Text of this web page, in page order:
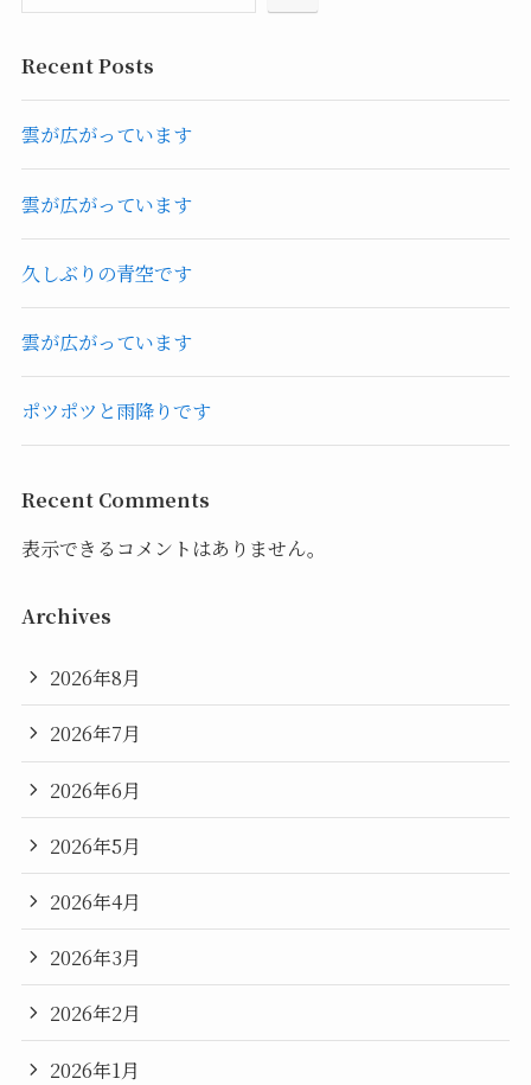
Recent Posts
雲が広がっています
雲が広がっています
久しぶりの青空です
雲が広がっています
ポツポツと雨降りです
Recent Comments
表示できるコメントはありません。
Archives
2026年8月
2026年7月
2026年6月
2026年5月
2026年4月
2026年3月
2026年2月
2026年1月